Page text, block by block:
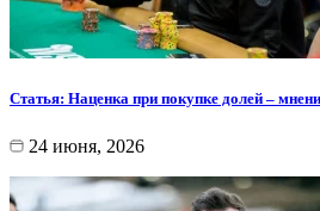
Статья: Наценка при покупке долей –
24 июня, 2026